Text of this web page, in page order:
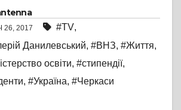
26, 2017 #TV,
Данилевський, #ВНЗ, #Життя,
освіти, #стипендії,
, #Україна, #Черкаси